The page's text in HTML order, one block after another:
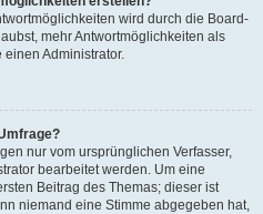
wird durch die Board-
mehr Antwortmöglichkeiten als
Administrator.
nur vom ursprünglichen Verfasser,
bearbeitet werden. Um eine
Beitrag des Themas; dieser ist
niemand eine Stimme abgegeben hat,